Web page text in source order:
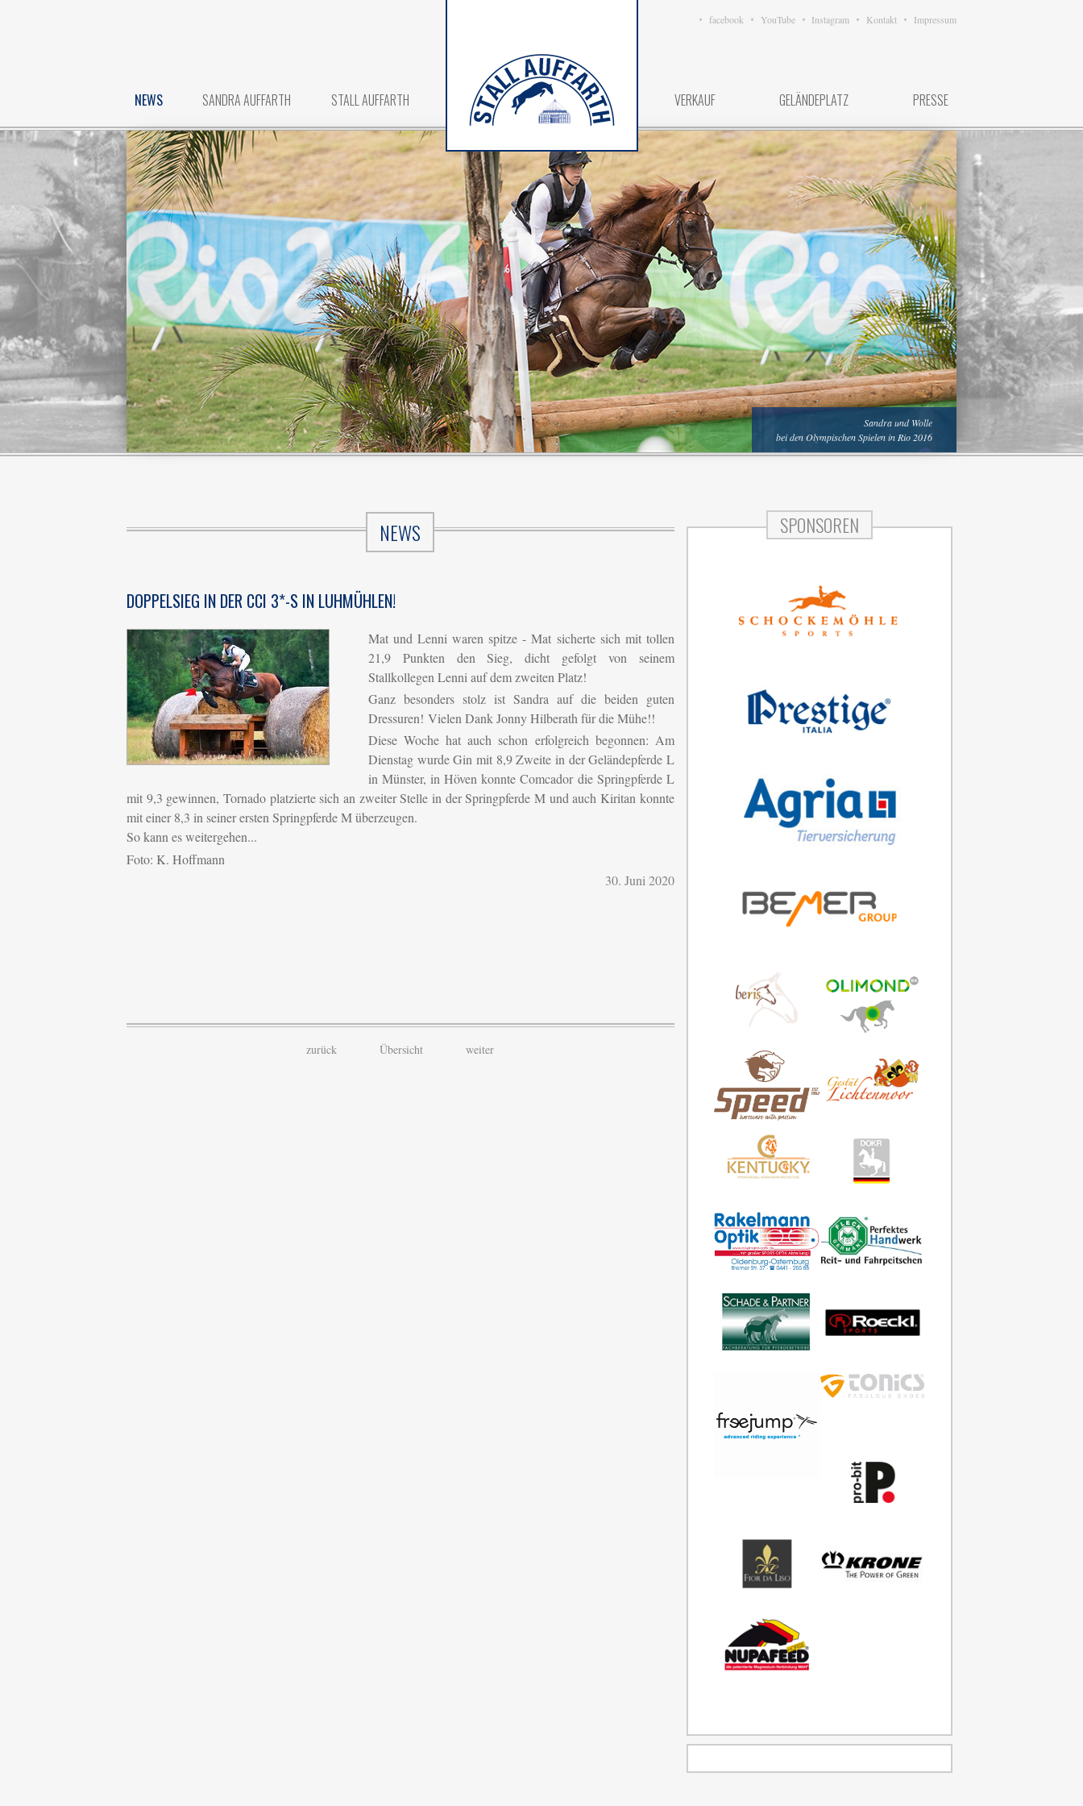
facebook YouTube Instagram Kontakt Impressum
NEWS SANDRA AUFFARTH STALL AUFFARTH VERKAUF GELÄNDEPLATZ PRESSE
Sandra und Landlord in Hamburg
Sandra und Wolle
bei den Olympischen Spielen in Rio 2016
NEWS
DOPPELSIEG IN DER CCI 3*-S IN LUHMÜHLEN!
Mat und Lenni waren spitze - Mat sicherte sich mit tollen
21,9 Punkten den Sieg, dicht gefolgt von seinem
Stallkollegen Lenni auf dem zweiten Platz!
Ganz besonders stolz ist Sandra auf die beiden guten
Dressuren! Vielen Dank Jonny Hilberath für die Mühe!!
Diese Woche hat auch schon erfolgreich begonnen: Am
Dienstag wurde Gin mit 8,9 Zweite in der Geländepferde L
in Münster, in Höven konnte Comcador die Springpferde L
mit 9,3 gewinnen, Tornado platzierte sich an zweiter Stelle in der Springpferde M und auch Kiritan konnte
mit einer 8,3 in seiner ersten Springpferde M überzeugen.
So kann es weitergehen...
Foto: K. Hoffmann
30. Juni 2020
zurück Übersicht weiter
SPONSOREN